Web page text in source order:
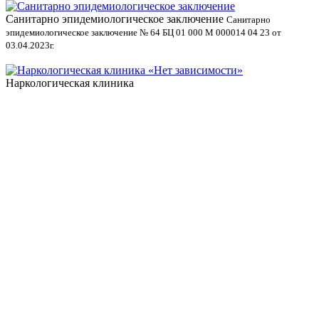
Санитарно эпидемиологическое заключение Санитарно
эпидемиологическое заключение № 64 БЦ 01 000 М 000014 04 23 от
03.04.2023г.
Наркологическая клиника